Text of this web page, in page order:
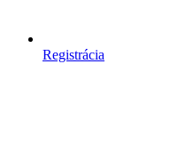
Registrácia